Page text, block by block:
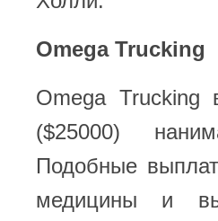
Omega Trucking
Omega Trucking
($25000)
Подобные
медицины и